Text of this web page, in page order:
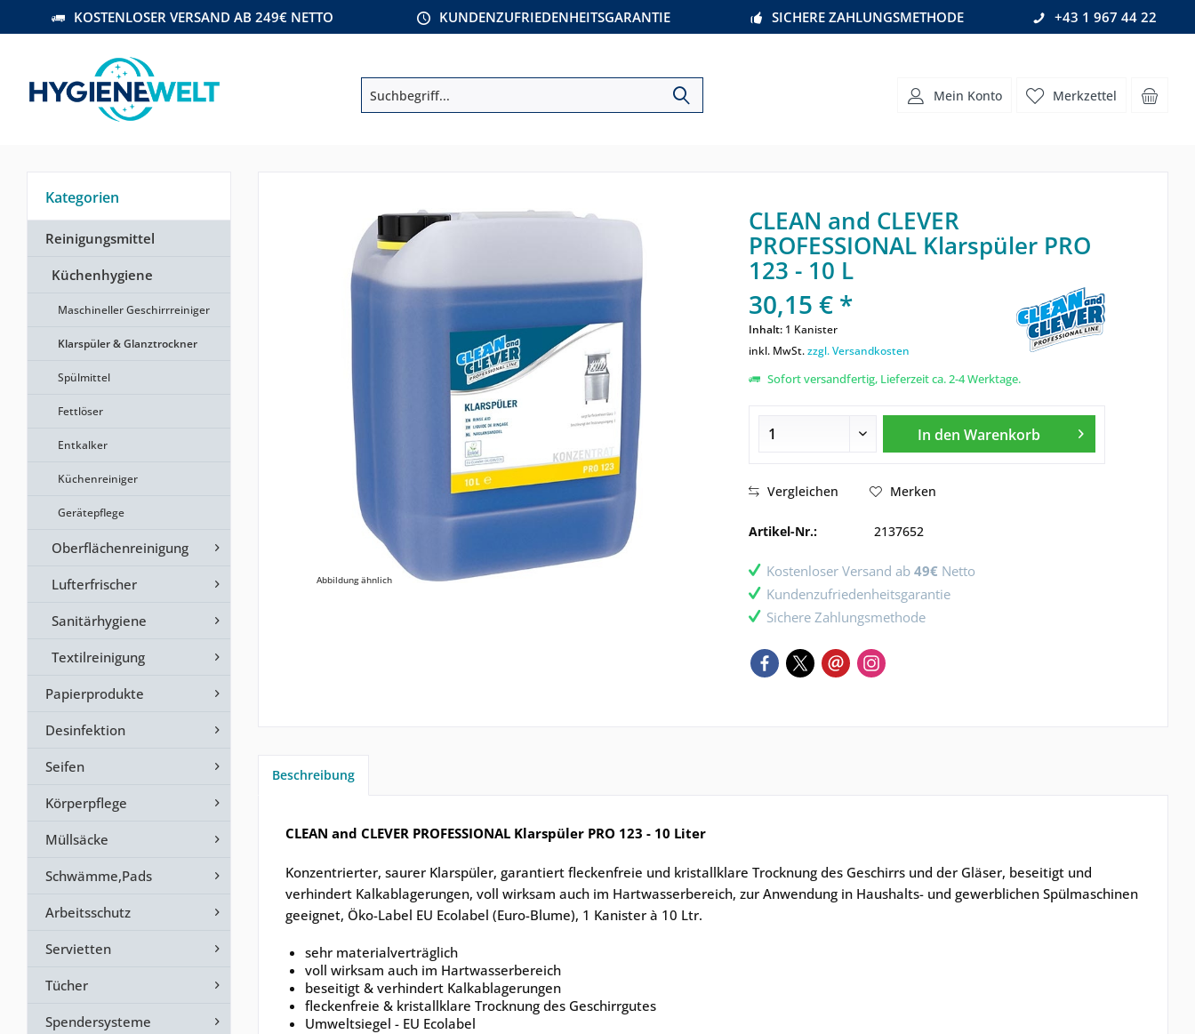
KOSTENLOSER VERSAND AB 249€ NETTO KUNDENZUFRIEDENHEITSGARANTIE SICHERE ZAHLUNGSMETHODE +43 1 967 44 22
Merkzettel
Mein Konto
Kategorien
Reinigungsmittel
Küchenhygiene
Maschineller Geschirrreiniger
Klarspüler & Glanztrockner
Spülmittel
Fettlöser
Entkalker
Küchenreiniger
Gerätepflege
Oberflächenreinigung
Lufterfrischer
Sanitärhygiene
Textilreinigung
Papierprodukte
Desinfektion
Seifen
Körperpflege
Müllsäcke
Schwämme,Pads
Arbeitsschutz
Servietten
Tücher
Spendersysteme
Abbildung ähnlich
CLEAN and CLEVER
PROFESSIONAL Klarspüler PRO
123 - 10 L
30,15 € *
Inhalt: 1 Kanister
inkl. MwSt.zzgl. Versandkosten
Sofort versandfertig, Lieferzeit ca. 2-4 Werktage.
In den Warenkorb
Vergleichen Merken
Artikel-Nr.: 2137652
Kostenloser Versand ab 49€ Netto
Kundenzufriedenheitsgarantie
Sichere Zahlungsmethode
Beschreibung
CLEAN and CLEVER PROFESSIONAL Klarspüler PRO 123 - 10 Liter
Konzentrierter, saurer Klarspüler, garantiert fleckenfreie und kristallklare Trocknung des Geschirrs und der Gläser, beseitigt und
verhindert Kalkablagerungen, voll wirksam auch im Hartwasserbereich, zur Anwendung in Haushalts- und gewerblichen Spülmaschinen
geeignet, Öko-Label EU Ecolabel (Euro-Blume), 1 Kanister à 10 Ltr.
sehr materialverträglich
voll wirksam auch im Hartwasserbereich
beseitigt & verhindert Kalkablagerungen
fleckenfreie & kristallklare Trocknung des Geschirrgutes
Umweltsiegel - EU Ecolabel